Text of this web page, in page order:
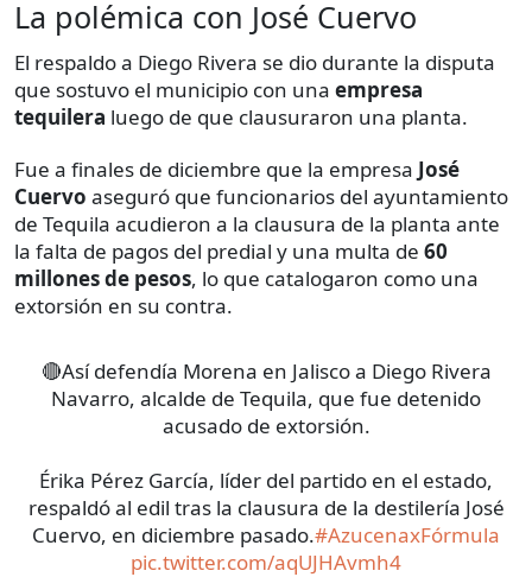
La polémica con José Cuervo
El respaldo a Diego Rivera se dio durante la disputa
que sostuvo el municipio con una empresa
tequilera luego de que clausuraron una planta.
Fue a finales de diciembre que la empresa José
Cuervo aseguró que funcionarios del ayuntamiento
de Tequila acudieron a la clausura de la planta ante
la falta de pagos del predial y una multa de 60
millones de pesos, lo que catalogaron como una
extorsión en su contra.
🔴Así defendía Morena en Jalisco a Diego Rivera
Navarro, alcalde de Tequila, que fue detenido
acusado de extorsión.
Érika Pérez García, líder del partido en el estado,
respaldó al edil tras la clausura de la destilería José
Cuervo, en diciembre pasado.#AzucenaxFórmula
pic.twitter.com/aqUJHAvmh4